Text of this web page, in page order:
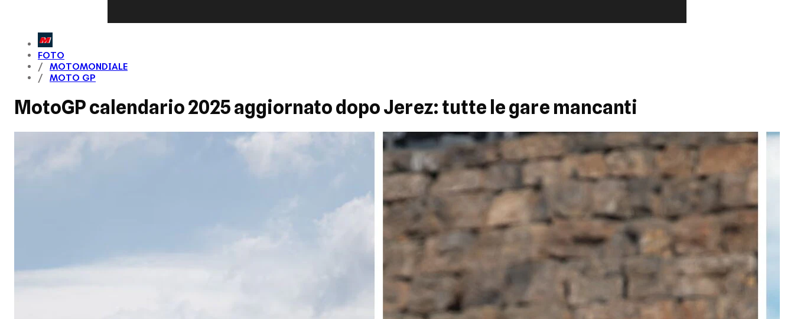
FOTO
MOTOMONDIALE
MOTO GP
MotoGP calendario 2025 aggiornato dopo Jerez: tutte le gare mancanti